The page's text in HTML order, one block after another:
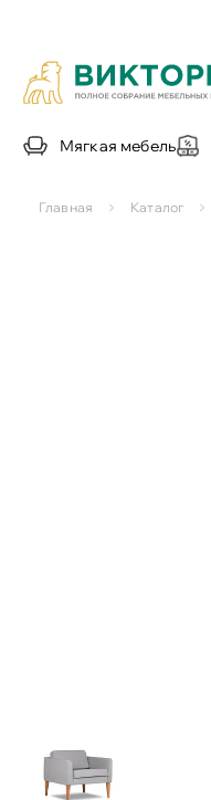
Мягкая мебель
Главная Каталог